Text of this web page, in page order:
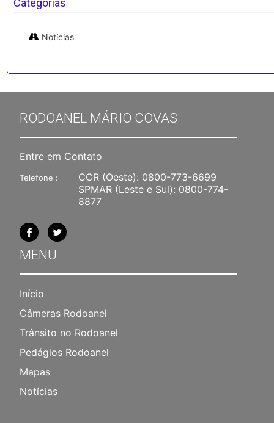
Notícias
RODOANEL MÁRIO COVAS
Entre em Contato
Telefone : CCR (Oeste): 0800-773-6699
SPMAR (Leste e Sul): 0800-774-
8877
MENU
Início
Câmeras Rodoanel
Trânsito no Rodoanel
Pedágios Rodoanel
Mapas
Notícias